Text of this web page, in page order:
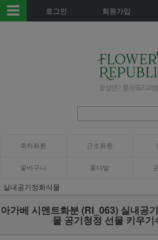
로그인 회원가입
축하화환 근조화환
꽃바구니 꽃다발
실내공기정화식물
아가베 시멘트화분 (RI_063) 실내공
물 공기청정 선물 키우